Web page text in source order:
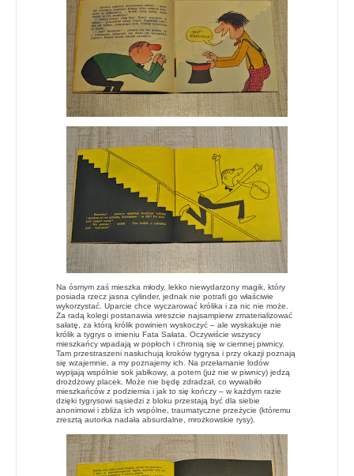
Na ósmym zaś mieszka młody, lekko niewydarzony magik, który
posiada rzecz jasna cylinder, jednak nie potrafi go właściwie
wykorzystać. Uparcie chce wyczarować królika i za nic nie może.
Za radą kolegi postanawia wreszcie najsampierw zmaterializować
sałatę, za którą królik powinien wyskoczyć – ale wyskakuje nie
królik a tygrys o imieniu Fata Sałata. Oczywiście wszyscy
mieszkańcy wpadają w popłoch i chronią się w ciemnej piwnicy.
Tam przestraszeni nasłuchują kroków tygrysa i przy okazji poznają
się wzajemnie, a my poznajemy ich. Na przełamanie lodów
wypijają wspólnie sok jabłkowy, a potem (już nie w piwnicy) jedzą
drożdżowy placek. Może nie będę zdradzał, co wywabiło
mieszkańców z podziemia i jak to się kończy – w każdym razie
dzięki tygrysowi sąsiedzi z bloku przestają być dla siebie
anonimowi i zbliża ich wspólne, traumatyczne przeżycie (któremu
zresztą autorka nadała absurdalne, mrożkowskie rysy).